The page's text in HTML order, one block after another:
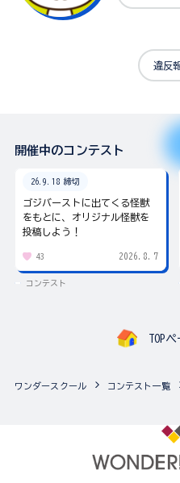
違反
開催中のコンテスト
26.9.18 締切
ゴジバーストに出てくる怪獣
をもとに、オリジナル怪獣を
投稿しよう！
43 2026.8.7
コンテスト
TOP
ワンダースクール コンテスト一覧